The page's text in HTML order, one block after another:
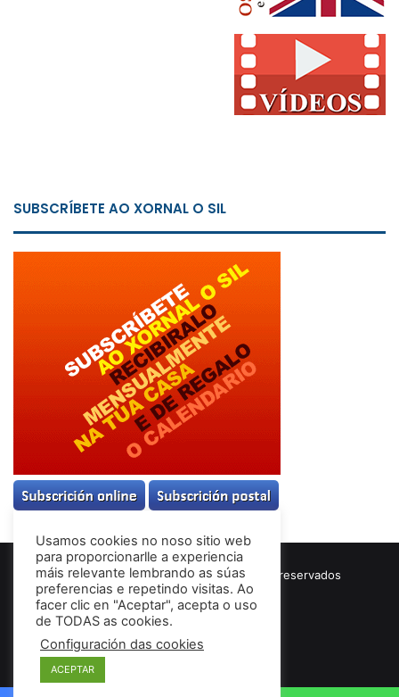
SUBSCRÍBETE AO XORNAL O SIL
© Copyright 2026, Todos los derechos reservados
Términos & Condiciones
Usamos cookies no noso sitio web
para proporcionarlle a experiencia
máis relevante lembrando as súas
preferencias e repetindo visitas. Ao
facer clic en "Aceptar", acepta o uso
de TODAS as cookies.
Configuración das cookies
ACEPTAR